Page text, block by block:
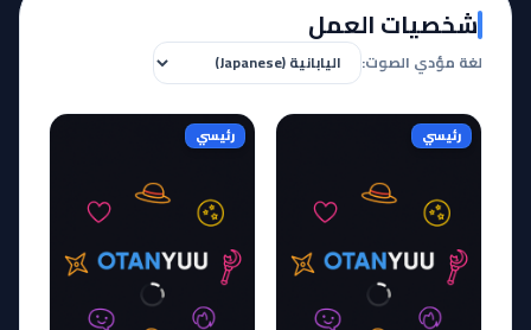
شخصيات العمل
لغة مؤدي الصوت:
رئيسي رئيسي